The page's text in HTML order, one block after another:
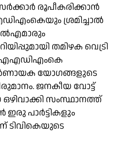
രൂപീകരിക്കാൻ
ശ്രമിച്ചാൽ
തമിഴക വെട്രി
യോഗങ്ങളുടെ
ജനകീയ വോട്ട്
ഒഴിവാക്കി സംസ്ഥാനത്ത്
ഇരു പാർട്ടികളും
ടിവികെയുടെ